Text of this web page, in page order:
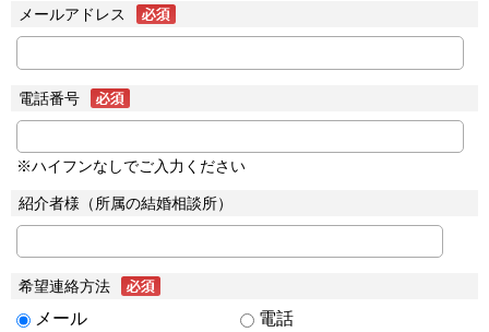
メールアドレス
電話番号
※ハイフンなしでご入力ください
紹介者様（所属の結婚相談所）
希望連絡方法
メール 電話